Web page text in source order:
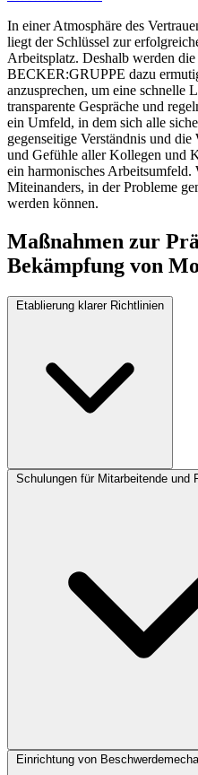
In einer Atmosphäre des
liegt der Schlüssel zur
Arbeitsplatz. Deshalb werden
BECKER:GRUPPE dazu
anzusprechen, um eine schnelle
transparente Gespräche und
ein Umfeld, in dem sich alle
gegenseitige Verständnis und
und Gefühle aller Kollegen und
ein harmonisches
Miteinanders, in der Probleme
werden können.
Maßnahmen zur
Bekämpfung von
Etablierung klarer Richtlinien
Schulungen für Mitarbeitende und
Einrichtung von